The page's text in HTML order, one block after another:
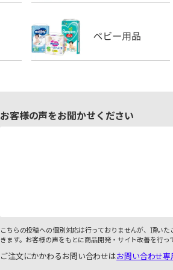
お客様の声をお聞かせください
こちらの投稿への個別対応は行っておりませんが、頂い
きます。お客様の声をもとに商品開発・サイト改善を行っ
ご注文にかかわるお問い合わせはお問い合わせ